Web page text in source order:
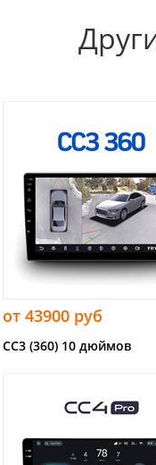
от 43900 руб
CC3 (360) 10 дюймов